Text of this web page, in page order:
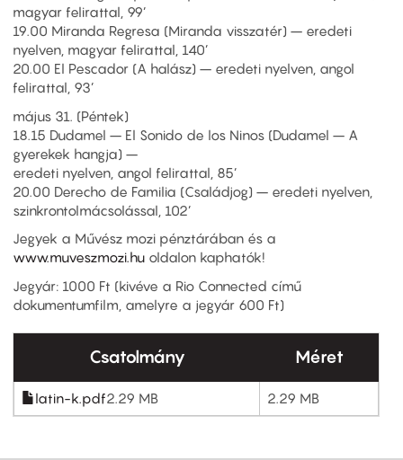
magyar felirattal, 99’
19.00 Miranda Regresa (Miranda visszatér) – eredeti
nyelven, magyar felirattal, 140’
20.00 El Pescador (A halász) – eredeti nyelven, angol
felirattal, 93’
május 31. (Péntek)
18.15 Dudamel – El Sonido de los Ninos (Dudamel – A
gyerekek hangja) –
eredeti nyelven, angol felirattal, 85’
20.00 Derecho de Familia (Családjog) – eredeti nyelven,
szinkrontolmácsolással, 102’
Jegyek a Művész mozi pénztárában és a
www.muveszmozi.hu oldalon kaphatók!
Jegyár: 1000 Ft (kivéve a Rio Connected című
dokumentumfilm, amelyre a jegyár 600 Ft)
Csatolmány Méret
latin-k.pdf2.29 MB 2.29 MB